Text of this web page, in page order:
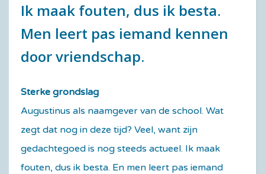
Ik maak fouten, dus ik besta.
Men leert pas iemand kennen
door vriendschap.
Sterke grondslag
Augustinus als naamgever van de school. Wat
zegt dat nog in deze tijd? Veel, want zijn
gedachtegoed is nog steeds actueel. Ik maak
fouten, dus ik besta. En men leert pas iemand